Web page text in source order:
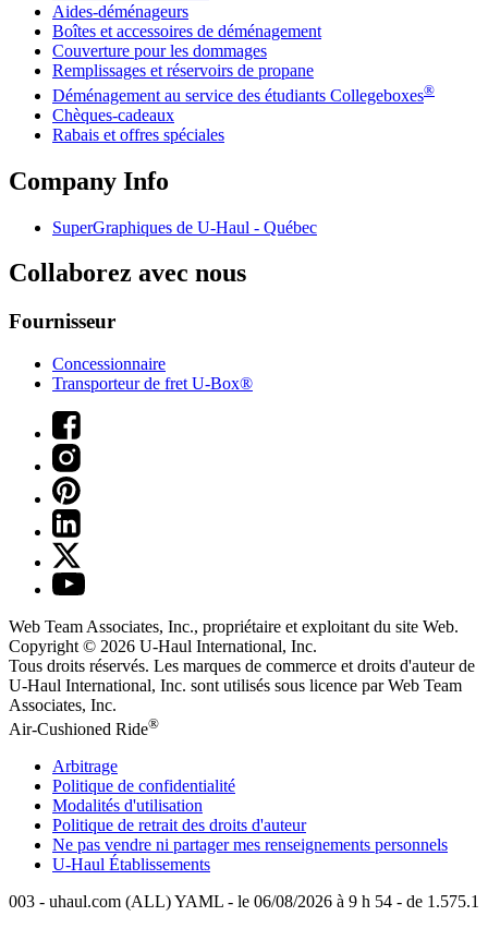
Aides-déménageurs
Boîtes et accessoires de déménagement
Couverture pour les dommages
Remplissages et réservoirs de propane
Déménagement au service des étudiants Collegeboxes®
Chèques-cadeaux
Rabais et offres spéciales
Company Info
SuperGraphiques de U-Haul - Québec
Collaborez avec nous
Fournisseur
Concessionnaire
Transporteur de fret U-Box®
Web Team Associates, Inc., propriétaire et exploitant du site Web.
Copyright © 2026 U-Haul International, Inc.
Tous droits réservés. Les marques de commerce et droits d'auteur de
U-Haul International, Inc. sont utilisés sous licence par Web Team
Associates, Inc.
Air-Cushioned Ride®
Arbitrage
Politique de confidentialité
Modalités d'utilisation
Politique de retrait des droits d'auteur
Ne pas vendre ni partager mes renseignements personnels
U-Haul Établissements
003 - uhaul.com (ALL) YAML - le 06/08/2026 à 9 h 54 - de 1.575.1